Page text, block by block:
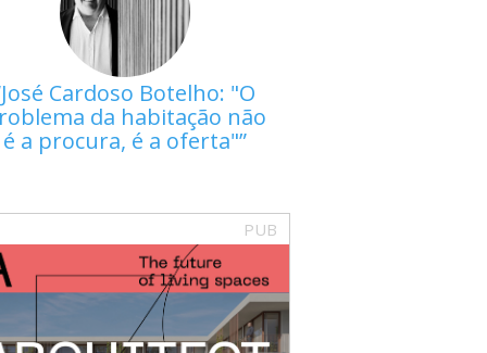
José Cardoso Botelho: "O
da habitação não
é a procura, é a oferta"
PUB